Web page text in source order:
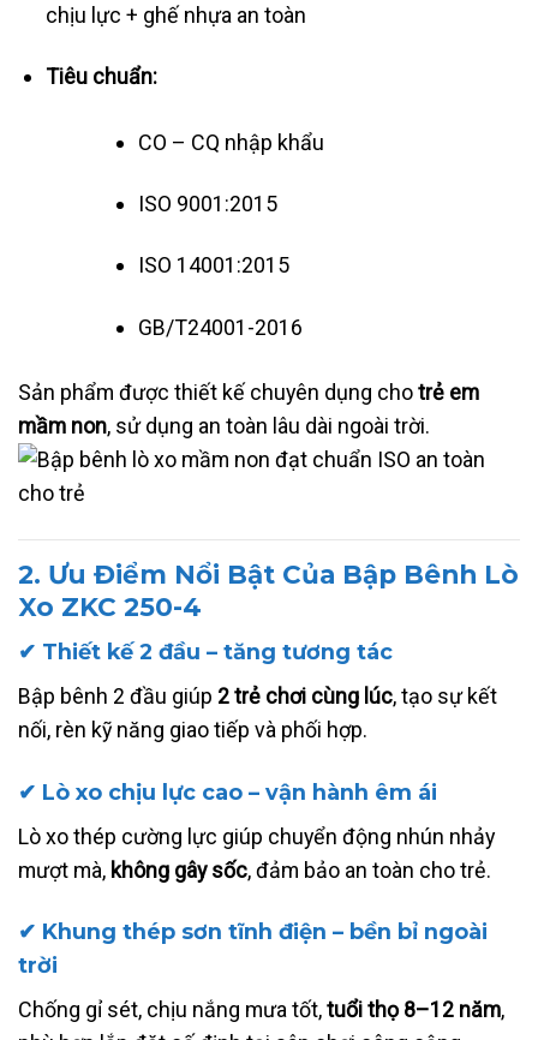
chịu lực + ghế nhựa an toàn
Tiêu chuẩn:
CO – CQ nhập khẩu
ISO 9001:2015
ISO 14001:2015
GB/T24001-2016
Sản phẩm được thiết kế chuyên dụng chotrẻ em
mầm non, sử dụng an toàn lâu dài ngoài trời.
2. Ưu Điểm Nổi Bật Của Bập Bênh Lò
Xo ZKC 250-4
✔ Thiết kế 2 đầu – tăng tương tác
Bập bênh 2 đầu giúp 2 trẻ chơi cùng lúc, tạo sự kết
nối, rèn kỹ năng giao tiếp và phối hợp.
✔ Lò xo chịu lực cao – vận hành êm ái
Lò xo thép cường lực giúp chuyển động nhún nhảy
mượt mà, không gây sốc, đảm bảo an toàn cho trẻ.
✔ Khung thép sơn tĩnh điện – bền bỉ ngoài
trời
Chống gỉ sét, chịu nắng mưa tốt,tuổi thọ 8–12 năm,